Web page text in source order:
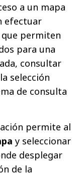
a un mapa
efectuar
permiten
para una
consultar
selección
de consulta
permite al
y seleccionar
desplegar
de la